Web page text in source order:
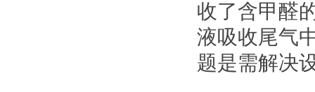
收了含甲醛
液吸收尾气
题是需解决